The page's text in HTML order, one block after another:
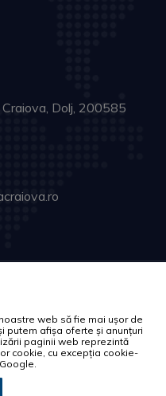
Craiova, Dolj, 200585
de cookie-uri
web să fie mai ușor de
putem afișa oferte și anunțuri
paginii web reprezintă
cookie, cu excepția cookie-